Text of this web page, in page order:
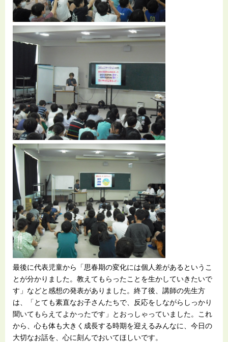
最後に代表児童から「思春期の変化には個人差があるというこ
とが分かりました。教えてもらったことを生かしていきたいで
す」などと感想の発表がありました。終了後、講師の先生方
は、「とても素直なお子さんたちで、反応をしながらしっかり
聞いてもらえてよかったです」とおっしゃっていました。これ
から、心も体も大きく成長する時期を迎えるみんなに、今日の
大切なお話を、心に刻んでおいてほしいです。